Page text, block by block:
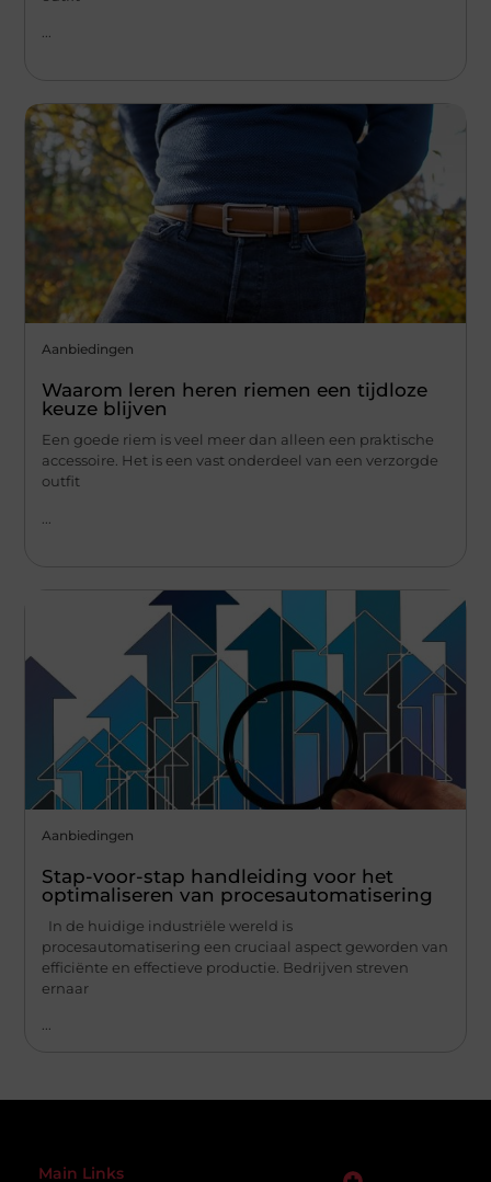
...
Aanbiedingen
Waarom leren heren riemen een tijdloze
keuze blijven
Een goede riem is veel meer dan alleen een praktische
accessoire. Het is een vast onderdeel van een verzorgde
outfit
Aanbiedingen
Stap-voor-stap handleiding voor het
optimaliseren van procesautomatisering
In de huidige industriële wereld is
procesautomatisering een cruciaal aspect geworden van
efficiënte en effectieve productie. Bedrijven streven
ernaar
Main Links